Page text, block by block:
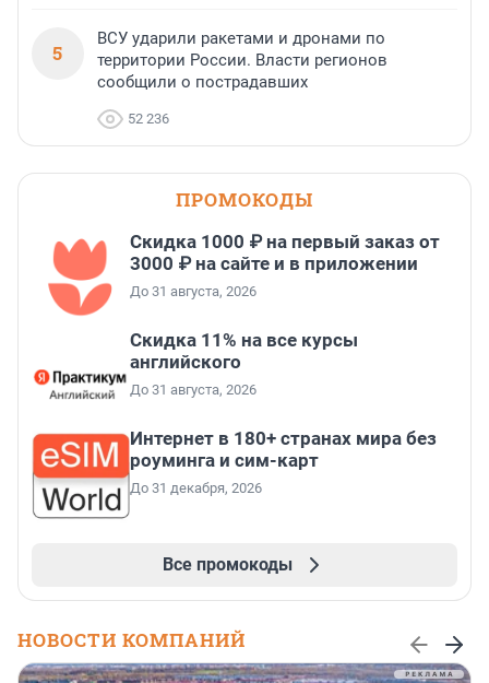
5
ВСУ ударили ракетами и дронами по
территории России. Власти регионов
сообщили о пострадавших
52 236
ПРОМОКОДЫ
Скидка 1000 ₽ на первый заказ от
3000 ₽ на сайте и в приложении
До 31 августа, 2026
Скидка 11% на все курсы
английского
До 31 августа, 2026
Интернет в 180+ странах мира без
роуминга и сим-карт
До 31 декабря, 2026
Все промокоды
НОВОСТИ КОМПАНИЙ